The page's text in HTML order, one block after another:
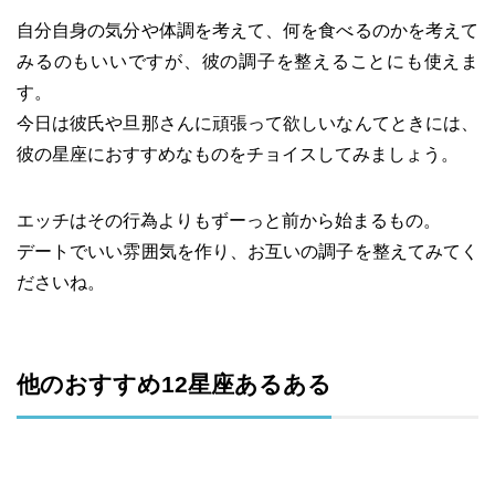
自分自身の気分や体調を考えて、何を食べるのかを考えて
みるのもいいですが、彼の調子を整えることにも使えま
す。
今日は彼氏や旦那さんに頑張って欲しいなんてときには、
彼の星座におすすめなものをチョイスしてみましょう。
エッチはその行為よりもずーっと前から始まるもの。
デートでいい雰囲気を作り、お互いの調子を整えてみてく
ださいね。
他のおすすめ12星座あるある